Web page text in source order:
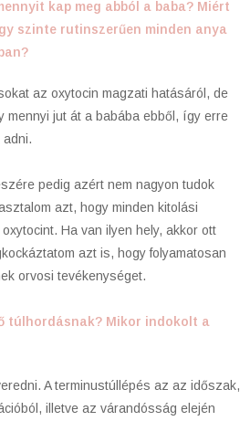
kap meg abból a baba? Miért
szinte rutinszerűen minden anya
az oxytocin magzati hatásáról, de
mennyi jut át a babába ebből, így erre
adni.
pedig azért nem nagyon tudok
azt, hogy minden kitolási
Ha van ilyen hely, akkor ott
azt is, hogy folyamatosan
orvosi tevékenységet.
túlhordásnak? Mikor indokolt a
A terminustúllépés az az időszak,
illetve az várandósság elején